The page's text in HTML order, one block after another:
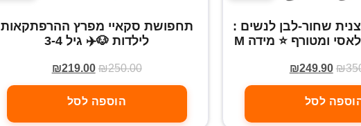
שחור-לבן לנשים :
₪
₪249.90
לסל
תחפושת סקאיי מפרץ ההרפתקאות
לילדות 🐶✈️ גיל 3-4
₪250.00
₪219.00
הוספה לסל